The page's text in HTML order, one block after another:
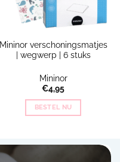
Mininor verschoningsmatjes
| wegwerp | 6 stuks
Mininor
€4,95
BESTEL NU